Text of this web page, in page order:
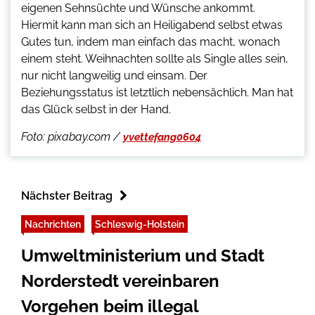
eigenen Sehnsüchte und Wünsche ankommt.
Hiermit kann man sich an Heiligabend selbst etwas
Gutes tun, indem man einfach das macht, wonach
einem steht. Weihnachten sollte als Single alles sein,
nur nicht langweilig und einsam. Der
Beziehungsstatus ist letztlich nebensächlich. Man hat
das Glück selbst in der Hand.
Foto: pixabay.com /yvettefang0604
Nächster Beitrag
Nachrichten Schleswig-Holstein
Umweltministerium und Stadt
Norderstedt vereinbaren
Vorgehen beim illegal